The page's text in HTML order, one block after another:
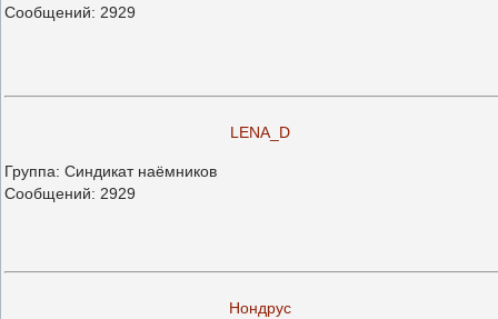
Сообщений: 2929
LENA_D
Группа: Синдикат наёмников
Сообщений: 2929
Нондрус